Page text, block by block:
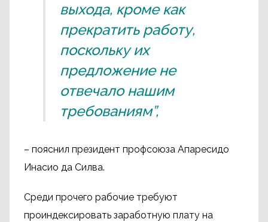
выхода, кроме как
прекратить работу,
поскольку их
предложение не
отвечало нашим
требованиям”,
– пояснил президент профсоюза Апаресидо
Инасио да Силва.
Среди прочего рабочие требуют
проиндексировать заработную плату на